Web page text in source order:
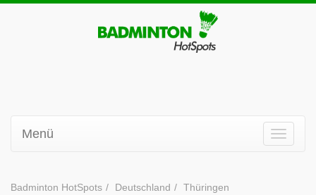
Menü
Badminton HotSpots Deutschland
Thüringen